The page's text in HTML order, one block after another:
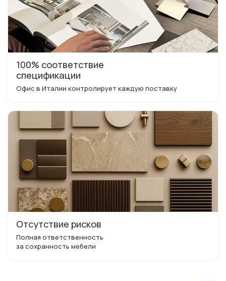
100% соответствие
спецификации
Офис в Италии контролирует каждую поставку
Отсутствие рисков
Полная ответственность
за сохранность мебели